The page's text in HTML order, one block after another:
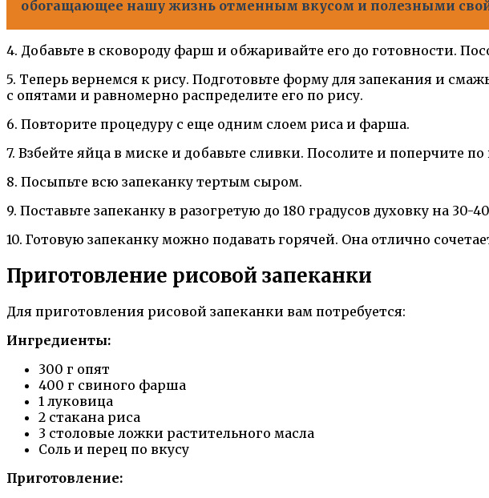
обогащающее нашу жизнь отменным вкусом и полезными
4. Добавьте в сковороду фарш и обжаривайте его до готовности.
5. Теперь вернемся к рису. Подготовьте форму для запекания и
с опятами и равномерно распределите его по рису.
6. Повторите процедуру с еще одним слоем риса и фарша.
7. Взбейте яйца в миске и добавьте сливки. Посолите и поперчите
8. Посыпьте всю запеканку тертым сыром.
9. Поставьте запеканку в разогретую до 180 градусов духовку на
10. Готовую запеканку можно подавать горячей. Она отлично
Приготовление рисовой запеканки
Для приготовления рисовой запеканки вам потребуется:
Ингредиенты:
300 г опят
400 г свиного фарша
1 луковица
2 стакана риса
3 столовые ложки растительного масла
Соль и перец по вкусу
Приготовление: